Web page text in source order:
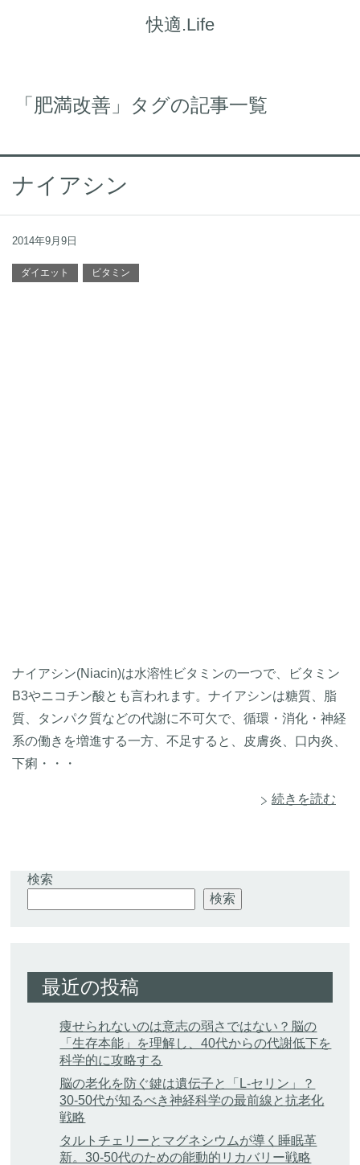
快適.Life
「肥満改善」タグの記事一覧
ナイアシン
2014年9月9日
ダイエット ビタミン
ナイアシン(Niacin)は水溶性ビタミンの一つで、ビタミン
B3やニコチン酸とも言われます。ナイアシンは糖質、脂
質、タンパク質などの代謝に不可欠で、循環・消化・神経
系の働きを増進する一方、不足すると、皮膚炎、口内炎、
下痢・・・
続きを読む
検索
検索
最近の投稿
痩せられないのは意志の弱さではない？脳の
「生存本能」を理解し、40代からの代謝低下を
科学的に攻略する
脳の老化を防ぐ鍵は遺伝子と「L-セリン」？
30-50代が知るべき神経科学の最前線と抗老化
戦略
タルトチェリーとマグネシウムが導く睡眠革
新。30-50代のための能動的リカバリー戦略